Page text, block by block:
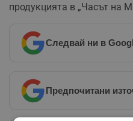
продукцията в „Часът на
Следвай ни в
Предпочитани